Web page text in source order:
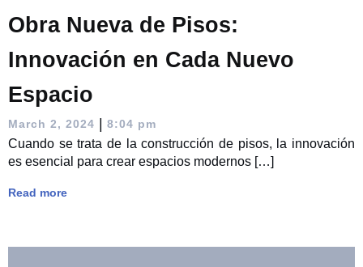
Obra Nueva de Pisos:
Innovación en Cada Nuevo
Espacio
March 2, 2024 8:04 pm
Cuando se trata de la construcción de pisos, la innovación
es esencial para crear espacios modernos […]
Read more